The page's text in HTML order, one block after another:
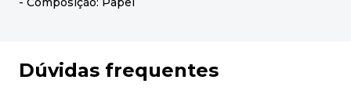
Dúvidas frequentes